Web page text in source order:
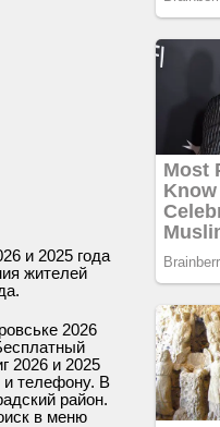
и 2025 года
жителей
2026
2026 и 2025
и телефону. В
район.
в меню